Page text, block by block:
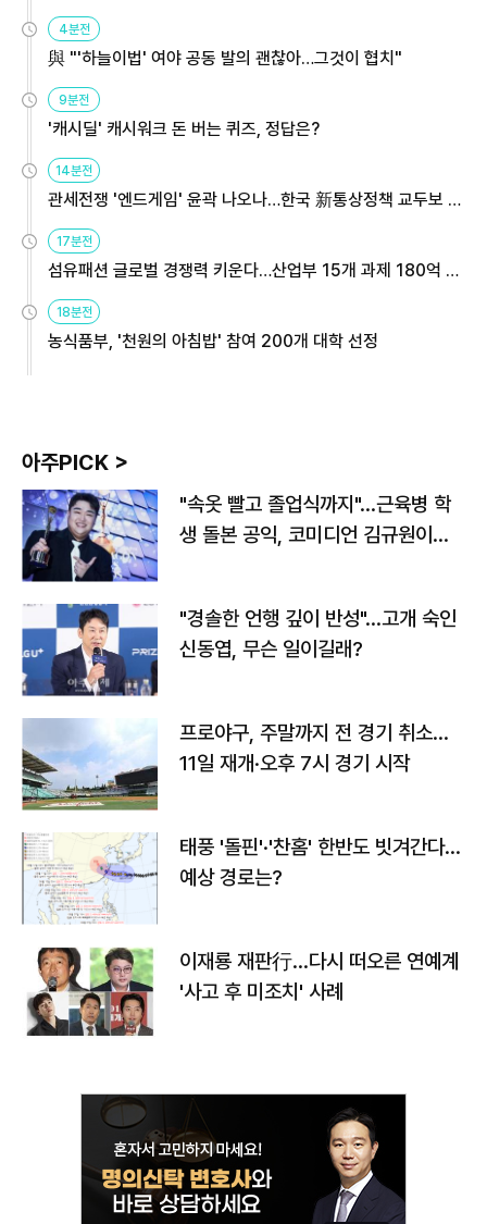
4분전
與 "'하늘이법' 여야 공동 발의 괜찮아…그것이 협치"
9분전
'캐시딜' 캐시워크 돈 버는 퀴즈, 정답은?
14분전
관세전쟁 '엔드게임' 윤곽 나오나…한국 新통상정책 교두보 활
용해야
17분전
섬유패션 글로벌 경쟁력 키운다…산업부 15개 과제 180억 지
원
18분전
농식품부, '천원의 아침밥' 참여 200개 대학 선정
아주PICK >
"속옷 빨고 졸업식까지"…근육병 학
생 돌본 공익, 코미디언 김규원이었
"경솔한 언행 깊이 반성"…고개 숙인
신동엽, 무슨 일이길래?
프로야구, 주말까지 전 경기 취소…
11일 재개·오후 7시 경기 시작
태풍 '돌핀'·'찬홈' 한반도 빗겨간다…
예상 경로는?
이재룡 재판行…다시 떠오른 연예계
'사고 후 미조치' 사례